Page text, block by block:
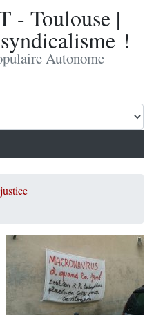
- Toulouse |
!
Autonome